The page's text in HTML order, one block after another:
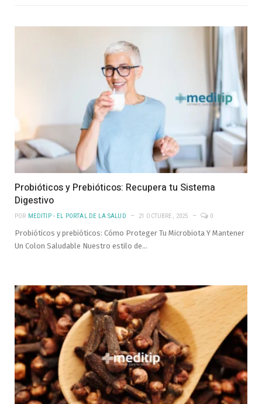
Probióticos y Prebióticos: Recupera tu Sistema
Digestivo
POR MEDITIP - EL PORTAL DE LA SALUD 21 OCTUBRE, 2025 0
Probióticos y prebióticos: Cómo Proteger Tu Microbiota Y Mantener
Un Colon Saludable Nuestro estilo de…